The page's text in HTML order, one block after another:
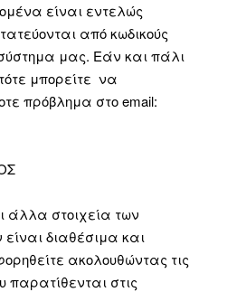
είναι εντελώς
από κωδικούς
μας. Εάν και πάλι
μπορείτε να
πρόβλημα στο email:
άλλα στοιχεία των
διαθέσιμα και
ακολουθώντας τις
παρατίθενται στις